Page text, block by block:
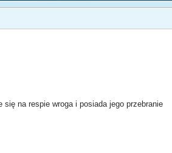
na respie wroga i posiada jego przebranie